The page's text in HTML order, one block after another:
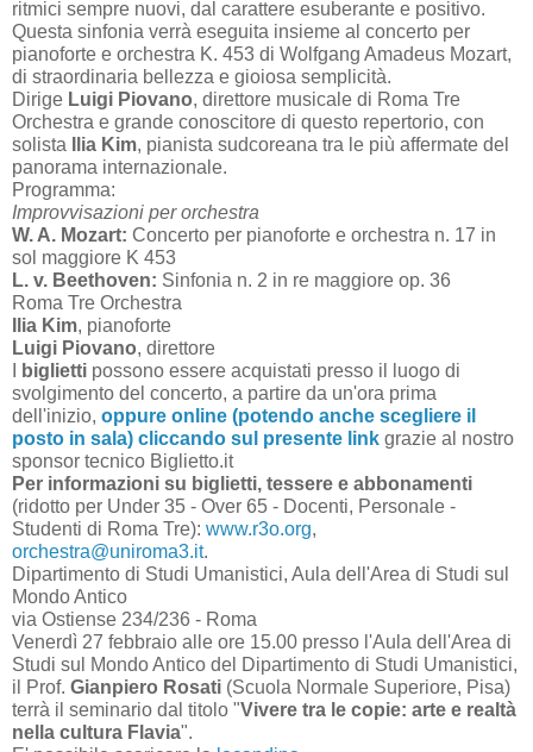
ritmici sempre nuovi, dal carattere esuberante e positivo.
Questa sinfonia verrà eseguita insieme al concerto per
pianoforte e orchestra K. 453 di Wolfgang Amadeus Mozart,
di straordinaria bellezza e gioiosa semplicità.
Dirige Luigi Piovano, direttore musicale di Roma Tre
Orchestra e grande conoscitore di questo repertorio, con
solista
Ilia Kim, pianista sudcoreana tra le più affermate del
panorama internazionale.
Programma:
Improvvisazioni per orchestra
W. A. Mozart: Concerto per pianoforte e orchestra n. 17 in
sol maggiore K 453
L. v. Beethoven: Sinfonia n. 2 in re maggiore op. 36
Roma Tre Orchestra
Ilia Kim, pianoforte
Luigi Piovano, direttore
biglietti possono essere acquistati presso il luogo di
svolgimento del concerto, a partire da un'ora prima
dell'inizio, oppure online (potendo anche scegliere il
posto in sala) cliccando sul presente link grazie al nostro
sponsor tecnico Biglietto.it
Per informazioni su biglietti, tessere e abbonamenti
(ridotto per Under 35 - Over 65 - Docenti, Personale -
Studenti di Roma Tre): www.r3o.org,
orchestra@uniroma3.it.
Dipartimento di Studi Umanistici, Aula dell'Area di Studi sul
Mondo Antico
via Ostiense 234/236 - Roma
Venerdì 27 febbraio alle ore 15.00 presso l'Aula dell'Area di
Studi sul Mondo Antico del Dipartimento di Studi Umanistici,
il Prof. Gianpiero Rosati (Scuola Normale Superiore, Pisa)
terrà il seminario dal titolo "Vivere tra le copie: arte e realtà
nella cultura Flavia".